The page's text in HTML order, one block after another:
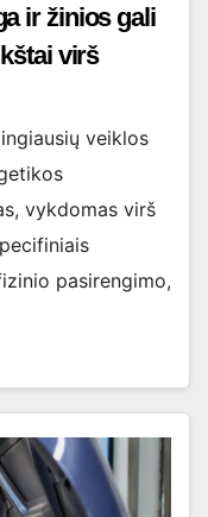
ir žinios gali
virš
veiklos
vykdomas virš
pasirengimo,